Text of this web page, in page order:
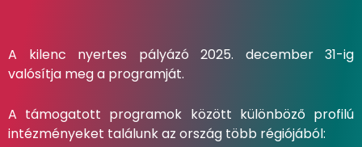
A kilenc nyertes pályázó 2025. december 31-ig
valósítja meg a programját.
A támogatott programok között különböző profilú
intézményeket találunk az ország több régiójából: